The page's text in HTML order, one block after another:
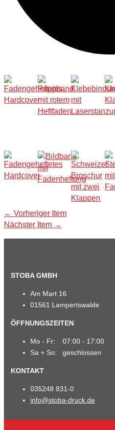
Beitragsnavigation
← Vorheriger Item
Nächster Item →
STOBA GMBH
Am Mart 16
01561 Lampertswalde
ÖFFNUNGSZEITEN
Mo - Fr:
07:00 - 17:00
Sa + So:
geschlossen
KONTAKT
035248 831-0
info@stoba-druck.de